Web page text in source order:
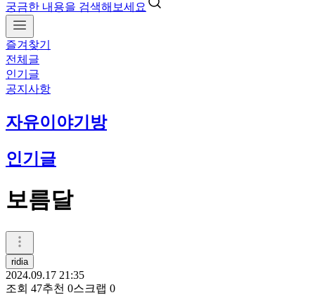
궁금한 내용을 검색해보세요
즐겨찾기
전체글
인기글
공지사항
자유이야기방
인기글
보름달
ridia
2024.09.17 21:35
조회 47추천 0스크랩 0